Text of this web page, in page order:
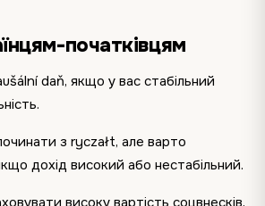
початківцям
daň, якщо у вас стабільний
з ryczałt, але варто
дохід високий або нестабільний.
високу вартість соцвнесків,